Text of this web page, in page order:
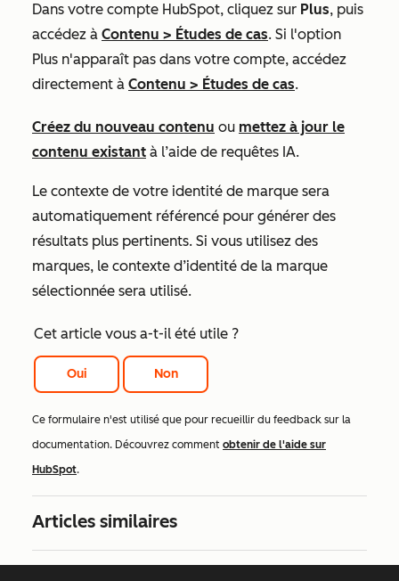
Dans votre compte HubSpot, cliquez sur Plus, puis
accédez à Contenu > Études de cas. Si l'option
Plus n'apparaît pas dans votre compte, accédez
directement à Contenu > Études de cas.
Créez du nouveau contenu ou mettez à jour le
contenu existant à l’aide de requêtes IA.
Le contexte de votre identité de marque sera
automatiquement référencé pour générer des
résultats plus pertinents. Si vous utilisez des
marques, le contexte d’identité de la marque
sélectionnée sera utilisé.
Cet article vous a-t-il été utile ?
Oui Non
Ce formulaire n'est utilisé que pour recueillir du feedback sur la
documentation. Découvrez comment obtenir de l'aide sur
HubSpot.
Articles similaires